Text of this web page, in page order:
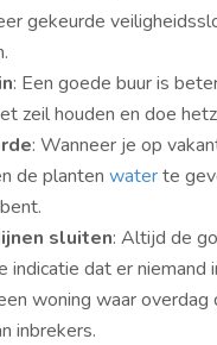
gekeurde
: Een goede buur is
zeil houden en doe
: Wanneer je op
de planten waterte
sluiten: Altijd de
indicatie dat er niemand
woning waar
inbrekers.